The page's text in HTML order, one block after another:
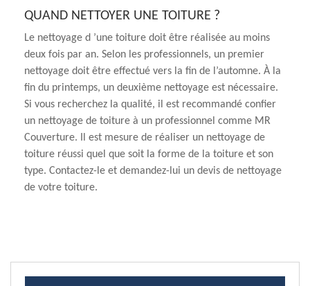
QUAND NETTOYER UNE TOITURE ?
Le nettoyage d ’une toiture doit être réalisée au moins
deux fois par an. Selon les professionnels, un premier
nettoyage doit être effectué vers la fin de l’automne. À la
fin du printemps, un deuxième nettoyage est nécessaire.
Si vous recherchez la qualité, il est recommandé confier
un nettoyage de toiture à un professionnel comme MR
Couverture. Il est mesure de réaliser un nettoyage de
toiture réussi quel que soit la forme de la toiture et son
type. Contactez-le et demandez-lui un devis de nettoyage
de votre toiture.